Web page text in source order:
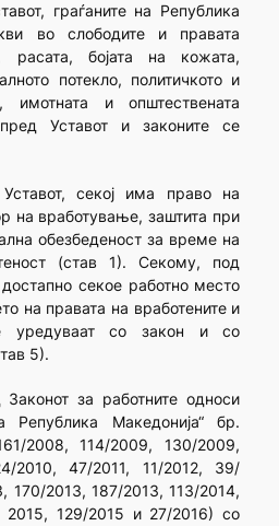
граѓаните на Република
во слободите и правата
расата, бојата на кожата,
потекло, политичкото и
имотната и општествената
Уставот и законите се
секој има право на
на вработување, заштита при
обезбеденост за време на
(став 1). Секому, под
секое работно место
на правата на вработените и
уредуваат со закон и со
5).
за работните односи
Република Македонија“ бр.
2008, 114/2009, 130/2009,
2010, 47/2011, 11/2012, 39/
170/2013, 187/2013, 113/2014,
129/2015 и 27/2016) со